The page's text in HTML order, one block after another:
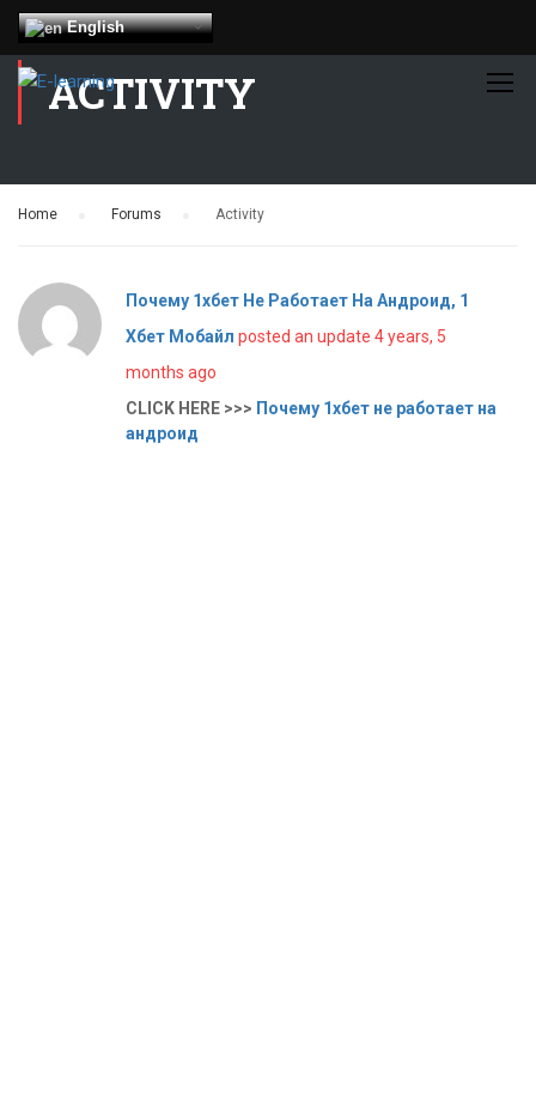
English
ACTIVITY
Home Forums Activity
Почему 1хбет Не Работает На Андроид, 1
Хбет Мобайл posted an update 4 years, 5
months ago
CLICK HERE >>> Почему 1хбет не работает на
андроид